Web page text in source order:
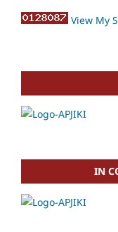
View My
IN